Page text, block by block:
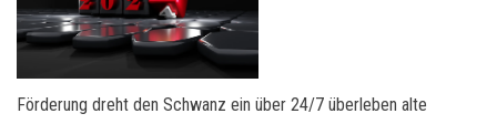
Förderung dreht den Schwanz ein über 24/7 überleben alte